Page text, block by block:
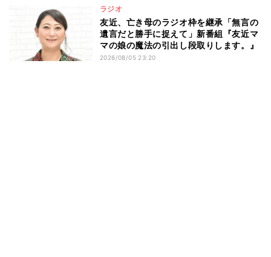
ラジオ
友近、亡き母のラジオ枠を継承「無言の
遺言だと勝手に捉えて」新番組『友近マ
マの娘の魔法の引出し段取りします。』
2026/08/05 23:20